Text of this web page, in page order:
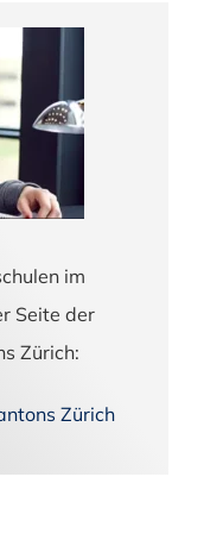
im
Seite der
Zürich:
Zürich